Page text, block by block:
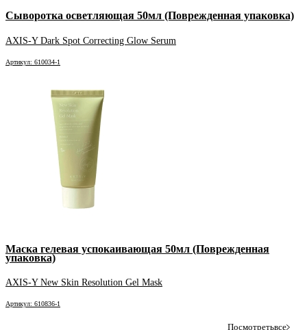
Сыворотка осветляющая 50мл (Поврежденная упаковка)
AXIS-Y Dark Spot Correcting Glow Serum
Артикул: 610034-1
Маска гелевая успокаивающая 50мл (Поврежденная
упаковка)
AXIS-Y New Skin Resolution Gel Mask
Артикул: 610836-1
Посмотретьвсе